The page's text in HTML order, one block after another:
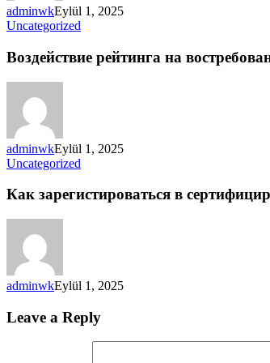
adminwkEylül 1, 2025
Uncategorized
Воздействие рейтинга на
adminwkEylül 1, 2025
Uncategorized
Как зарегистироваться в
adminwkEylül 1, 2025
Leave a Reply